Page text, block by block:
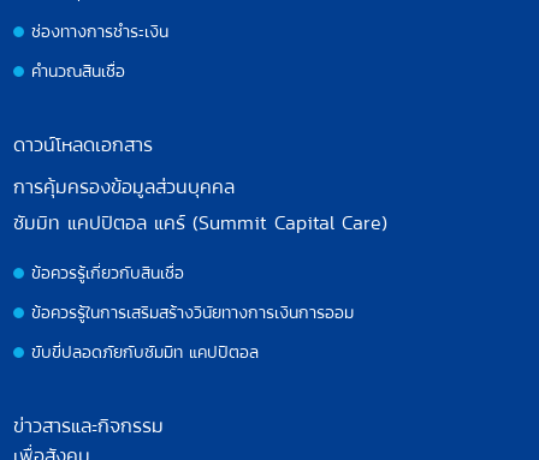
ช่องทางการชำระเงิน
คำนวณสินเชื่อ
ดาวน์โหลดเอกสาร
การคุ้มครองข้อมูลส่วนบุคคล
ซัมมิท แคปปิตอล แคร์ (Summit Capital Care)
ข้อควรรู้เกี่ยวกับสินเชื่อ
ข้อควรรู้ในการเสริมสร้างวินัยทางการเงินการออม
ขับขี่ปลอดภัยกับซัมมิท แคปปิตอล
ข่าวสารและกิจกรรม